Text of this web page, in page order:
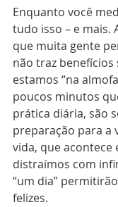
Enquanto você
tudo isso – e mais.
que muita gente
não traz
estamos “na
poucos minutos
prática diária, são
preparação para a
vida, que acontece
distraímos com
“um dia”
felizes.